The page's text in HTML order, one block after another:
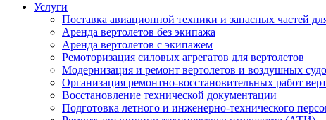
Услуги
Поставка авиационной техники и запасных частей
Аренда вертолетов без экипажа
Аренда вертолетов с экипажем
Ремоторизация силовых агрегатов для вертолетов
Модернизация и ремонт вертолетов и воздушных
Организация ремонтно-восстановительных работ
Восстановление технической документации
Подготовка летного и инженерно-технического